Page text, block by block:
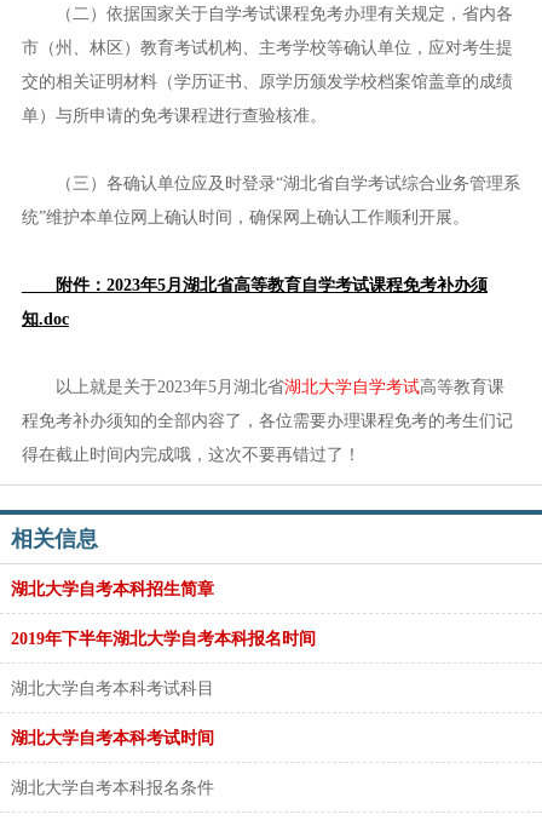
（二）依据国家关于自学考试课程免考办理有关规定，省内各
市（州、林区）教育考试机构、主考学校等确认单位，应对考生提
交的相关证明材料（学历证书、原学历颁发学校档案馆盖章的成绩
单）与所申请的免考课程进行查验核准。
（三）各确认单位应及时登录“湖北省自学考试综合业务管理系
统”维护本单位网上确认时间，确保网上确认工作顺利开展。
附件：2023年5月湖北省高等教育自学考试课程免考补办须
知.doc
以上就是关于2023年5月湖北省湖北大学自学考试高等教育课
程免考补办须知的全部内容了，各位需要办理课程免考的考生们记
得在截止时间内完成哦，这次不要再错过了！
相关信息
湖北大学自考本科招生简章
2019年下半年湖北大学自考本科报名时间
湖北大学自考本科考试科目
湖北大学自考本科考试时间
湖北大学自考本科报名条件